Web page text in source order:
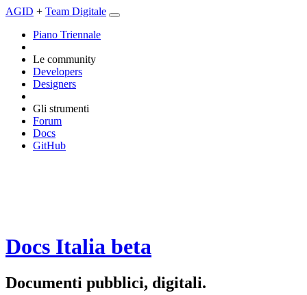
AGID + Team Digitale
Piano Triennale
Le community
Developers
Designers
Gli strumenti
Forum
Docs
GitHub
Docs Italia beta
Documenti pubblici, digitali.